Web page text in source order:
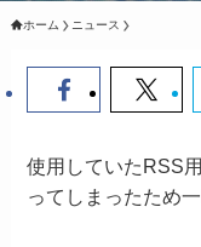
ホーム ニュース
使用していたRSS
ってしまったため